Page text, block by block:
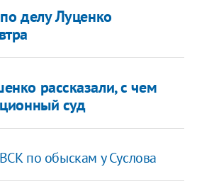
делу Луценко
рассказали, с чем
суд
по обыскам у Суслова